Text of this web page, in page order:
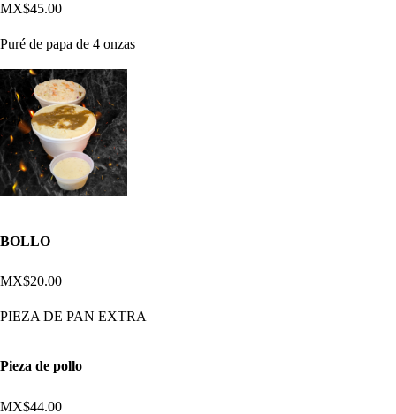
MX$45.00
Puré de papa de 4 onzas
BOLLO
MX$20.00
PIEZA DE PAN EXTRA
Pieza de pollo
MX$44.00